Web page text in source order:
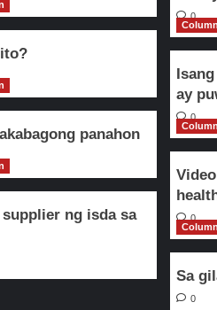
panahon
ng isda sa
0
Column
ay
0
Column
0
Column
Sa
0